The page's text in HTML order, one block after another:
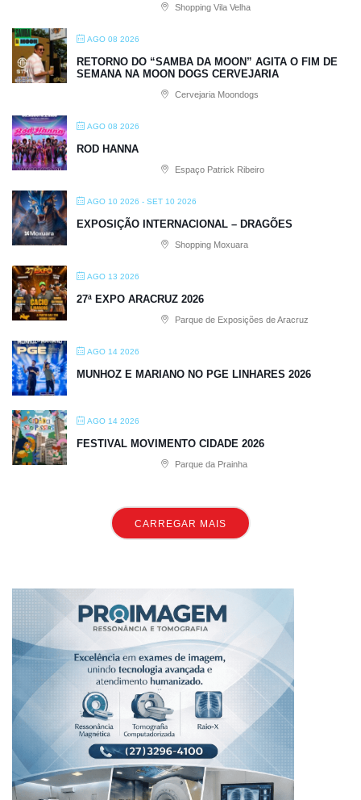
Shopping Vila Velha
AGO 08 2026
RETORNO DO “SAMBA DA MOON” AGITA O FIM DE
SEMANA NA MOON DOGS CERVEJARIA
Cervejaria Moondogs
AGO 08 2026
ROD HANNA
Espaço Patrick Ribeiro
AGO 10 2026 - SET 10 2026
EXPOSIÇÃO INTERNACIONAL – DRAGÕES
Shopping Moxuara
AGO 13 2026
27ª EXPO ARACRUZ 2026
Parque de Exposições de Aracruz
AGO 14 2026
MUNHOZ E MARIANO NO PGE LINHARES 2026
AGO 14 2026
FESTIVAL MOVIMENTO CIDADE 2026
Parque da Prainha
CARREGAR MAIS